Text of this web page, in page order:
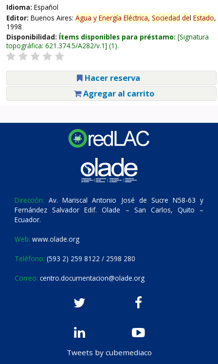
Idioma: Español
Editor: Buenos Aires: Agua y Energía Eléctrica, Sociedad del Estado,
1998
Disponibilidad: Ítems disponibles para préstamo: Signatura
topográfica: 621.374.5/A282/v.1 (1).
Hacer reserva
Agregar al carrito
Dirección: Av. Mariscal Antonio José de Sucre N58-63 y
Fernández Salvador Edif. Olade – San Carlos, Quito –
Ecuador.
Web: www.olade.org
Teléfono: (593 2) 259 8122 / 2598 280
Correo: centro.documentacion@olade.org
Tweets by cubemediaco